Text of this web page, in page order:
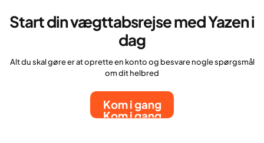
Start din vægttabsrejse med Yazen i
dag
Alt du skal gøre er at oprette en konto og besvare nogle spørgsmål
om dit helbred
Kom i gang
Kom i gang